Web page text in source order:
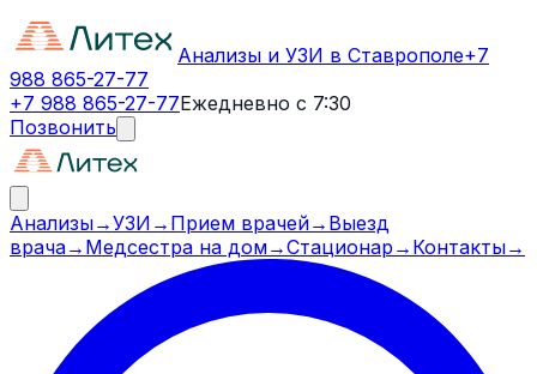
Анализы и УЗИ в Ставрополе+7
988 865-27-77
+7 988 865-27-77Ежедневно с 7:30
Позвонить
Анализы→УЗИ → Прием врачей→ Выезд
врача→ Медсестра на дом→Стационар → Контакты→